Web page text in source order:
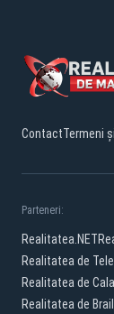
ContactTermeni
Parteneri:
Realitatea.NET
Realitatea de
Realitatea de
Realitatea de